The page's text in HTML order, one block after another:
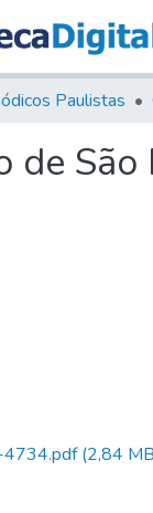
Paulistas
de
4734.pdf(2,84